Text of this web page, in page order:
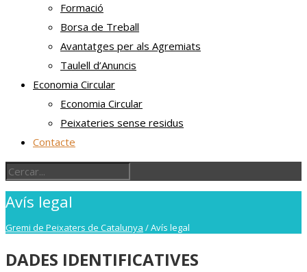
Formació
Borsa de Treball
Avantatges per als Agremiats
Taulell d’Anuncis
Economia Circular
Economia Circular
Peixateries sense residus
Contacte
Avís legal
Gremi de Peixaters de Catalunya /Avís legal
DADES IDENTIFICATIVES